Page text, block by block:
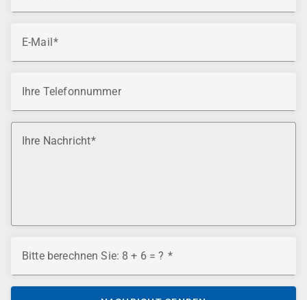
E-Mail
Ihre Telefonnummer
Ihre Nachricht
Bitte berechnen Sie: 8 + 6 = ?